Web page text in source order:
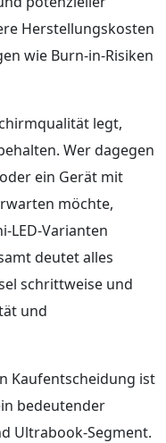
Herstellungskosten
wie Burn-in-Risiken
legt,
Wer dagegen
ein Gerät mit
möchte,
LED-Varianten
deutet alles
schrittweise und
und
Kaufentscheidung ist
bedeutender
Ultrabook-Segment.